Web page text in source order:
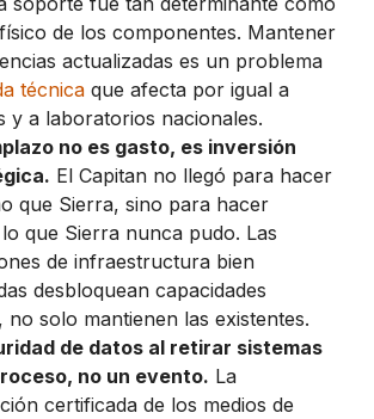
de los componentes. Mantener
actualizadas es un problema
técnica que afecta por igual a
y a laboratorios nacionales.
no es gasto, es inversión
El Capitan no llegó para hacer
que Sierra, sino para hacer
que Sierra nunca pudo. Las
de infraestructura bien
desbloquean capacidades
no solo mantienen las existentes.
de datos al retirar sistemas
no un evento. La
certificada de los medios de